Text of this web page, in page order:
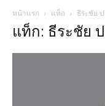
หน้าแรก แท็ก ธีระชัย
แท็ก: ธีระชัย